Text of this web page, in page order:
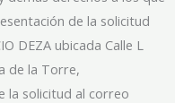
de la solicitud
DEZA ubicada Calle L
de la Torre,
la solicitud al correo